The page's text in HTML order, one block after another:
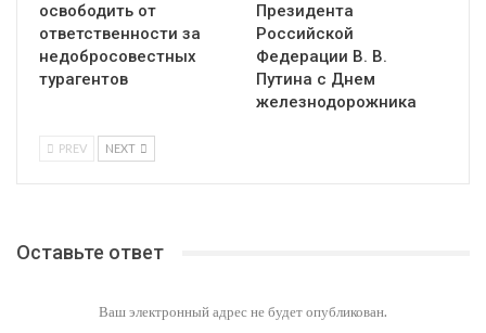
освободить от
ответственности за
недобросовестных
турагентов
Президента
Российской
Федерации В. В.
Путина с Днем
железнодорожника
PREV NEXT
Оставьте ответ
Ваш электронный адрес не будет опубликован.